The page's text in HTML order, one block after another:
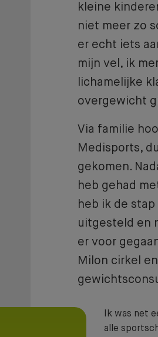
kleine
niet meer zo
er echt iets
mijn vel, ik
lichamelijke
overgewicht
Via familie
Medisports,
gekomen.
heb gehad
heb ik de
uitgesteld en
er voor
Milon cirkel
Ik was net
alle